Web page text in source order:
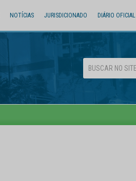
NOTÍCIAS JURISDICIONADO DIÁRIO OFICIAL